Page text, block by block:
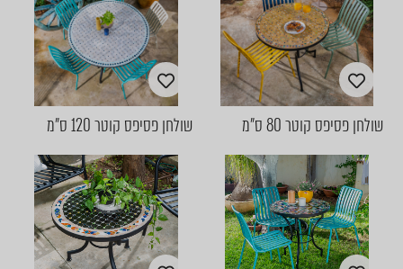
שולחן פסיפס קוטר 80 ס"מ שולחן פסיפס קוטר 120 ס"מ